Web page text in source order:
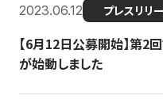
2023.06.12 プレスリリ
【6月12日公募開始】第2
が始動しました